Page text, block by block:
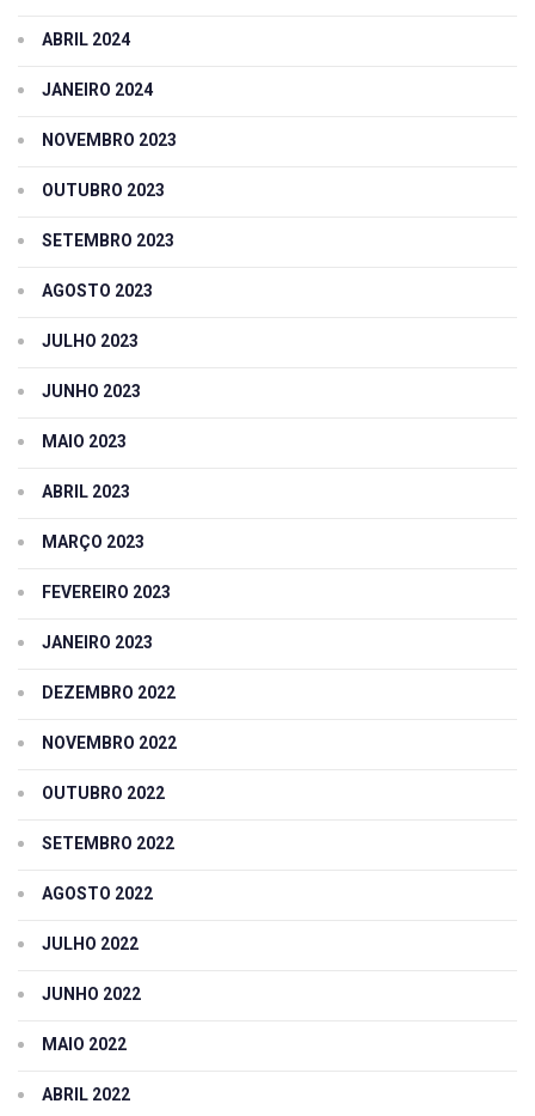
ABRIL 2024
JANEIRO 2024
NOVEMBRO 2023
OUTUBRO 2023
SETEMBRO 2023
AGOSTO 2023
JULHO 2023
JUNHO 2023
MAIO 2023
ABRIL 2023
MARÇO 2023
FEVEREIRO 2023
JANEIRO 2023
DEZEMBRO 2022
NOVEMBRO 2022
OUTUBRO 2022
SETEMBRO 2022
AGOSTO 2022
JULHO 2022
JUNHO 2022
MAIO 2022
ABRIL 2022